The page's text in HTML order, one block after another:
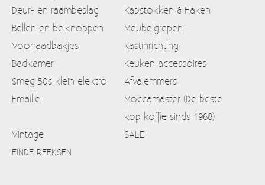
Deur- en raambeslag
Kapstokken & Haken
Bellen en belknoppen
Meubelgrepen
Voorraadbakjes
Kastinrichting
Badkamer
Keuken accessoires
Smeg 50s klein elektro
Afvalemmers
Emaille
Moccamaster (De beste
kop koffie sinds 1968)
Vintage
SALE
EINDE REEKSEN